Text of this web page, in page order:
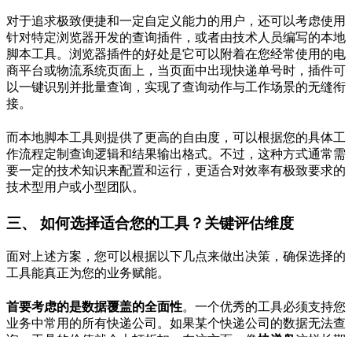
对于追求极致便捷和一定自定义能力的用户，还可以考虑使用
针对特定浏览器开发的查询插件，或者由技术人员编写的本地
脚本工具。浏览器插件的好处是它可以附着在您经常使用的电
商平台或物流系统页面上，当页面中出现快递单号时，插件可
以一键识别并批量查询，实现了查询动作与工作场景的无缝衔
接。
而本地脚本工具则提供了更高的自由度，可以根据您的具体工
作流程定制查询逻辑和结果输出格式。不过，这种方式通常需
要一定的技术知识来配置和运行，更适合对效率有极致要求的
技术型用户或小型团队。
三、 如何选择适合您的工具？关键评估维度
面对上述方案，您可以根据以下几点来做出决策，确保选择的
工具能真正为您的业务赋能。
首要考虑的是数据覆盖的全面性。一个优秀的工具必须支持您
业务中常用的所有快递公司。如果某个快递公司的数据无法查